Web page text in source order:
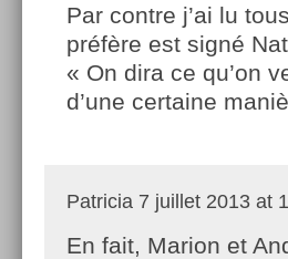
Par contre j’ai lu
préfère est signé
« On dira ce qu’on
d’une certaine
Patricia 7 juillet 2013 at
En fait, Marion et